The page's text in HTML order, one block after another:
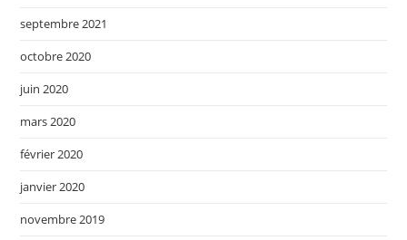
septembre 2021
octobre 2020
juin 2020
mars 2020
février 2020
janvier 2020
novembre 2019